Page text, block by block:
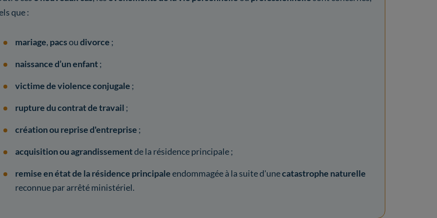
que :
mariage, pacsoudivorce ;
naissance d’un enfant;
victime de violence conjugale ;
rupture du contrat de travail ;
création ou reprise d'entreprise ;
acquisition ou agrandissementde la résidence principale ;
remise en état de la résidence principaleendommagée à la suite d'unecatastrophe naturelle
reconnue par arrêté ministériel.